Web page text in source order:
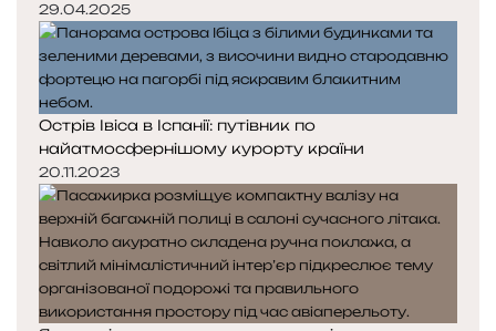
29.04.2025
Острів Івіса в Іспанії: путівник по
найатмосфернішому курорту країни
20.11.2023